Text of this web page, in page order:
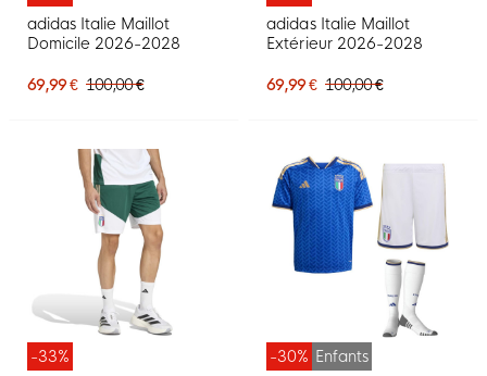
adidas Italie Maillot
Domicile 2026-2028
69,99 € 100,00 €
adidas Italie Maillot
Extérieur 2026-2028
69,99 € 100,00 €
-33%
-30% Enfants